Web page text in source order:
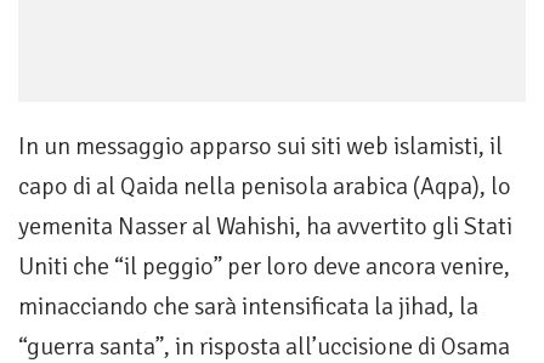
In un messaggio apparso sui siti web islamisti, il
capo di al Qaida nella penisola arabica (Aqpa), lo
yemenita Nasser al Wahishi, ha avvertito gli Stati
Uniti che “il peggio” per loro deve ancora venire,
minacciando che sarà intensificata la jihad, la
“guerra santa”, in risposta all’uccisione di Osama